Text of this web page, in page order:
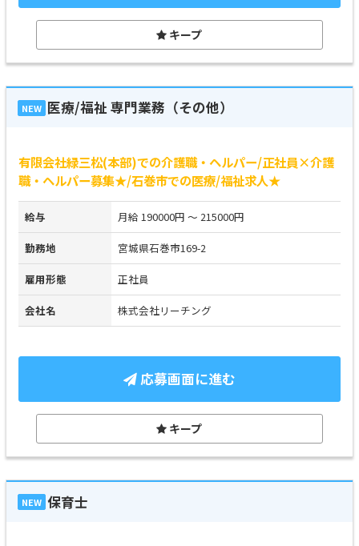
キープ
NEW 医療/福祉 専門業務（その他）
有限会社緑三松(本部)での介護職・ヘルパー/正社員×介護
職・ヘルパー募集★/石巻市での医療/福祉求人★
給与 月給 190000円 ～ 215000円
勤務地 宮城県石巻市169-2
雇用形態 正社員
会社名 株式会社リーチング
応募画面に進む
キープ
NEW 保育士